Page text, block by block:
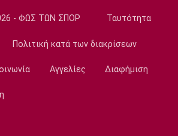
ομάδας
ο Μεϊτέ
- ΦΩΣ ΤΩΝ ΣΠΟΡ Ταυτότητα
Πολιτική κατά των διακρίσεων
Αγγελίες Διαφήμιση